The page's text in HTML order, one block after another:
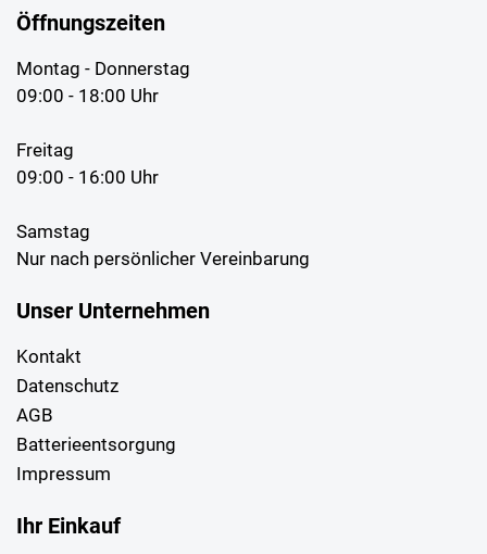
Öffnungszeiten
Montag - Donnerstag
09:00 - 18:00 Uhr
Freitag
09:00 - 16:00 Uhr
Samstag
Nur nach persönlicher Vereinbarung
Unser Unternehmen
Kontakt
Datenschutz
AGB
Batterieentsorgung
Impressum
Ihr Einkauf